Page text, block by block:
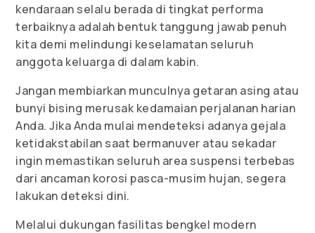
kendaraan selalu berada di tingkat performa
terbaiknya adalah bentuk tanggung jawab penuh
kita demi melindungi keselamatan seluruh
anggota keluarga di dalam kabin.
Jangan membiarkan munculnya getaran asing atau
bunyi bising merusak kedamaian perjalanan harian
Anda. Jika Anda mulai mendeteksi adanya gejala
ketidakstabilan saat bermanuver atau sekadar
ingin memastikan seluruh area suspensi terbebas
dari ancaman korosi pasca-musim hujan, segera
lakukan deteksi dini.
Melalui dukungan fasilitas bengkel modern